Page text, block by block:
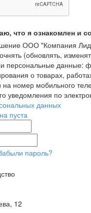
что я ознакомлен и
ООО "Компания
(обновлять,
персональные
о товарах,
на номер мобильного
уведомления по
данных
пуста
пароль?
12